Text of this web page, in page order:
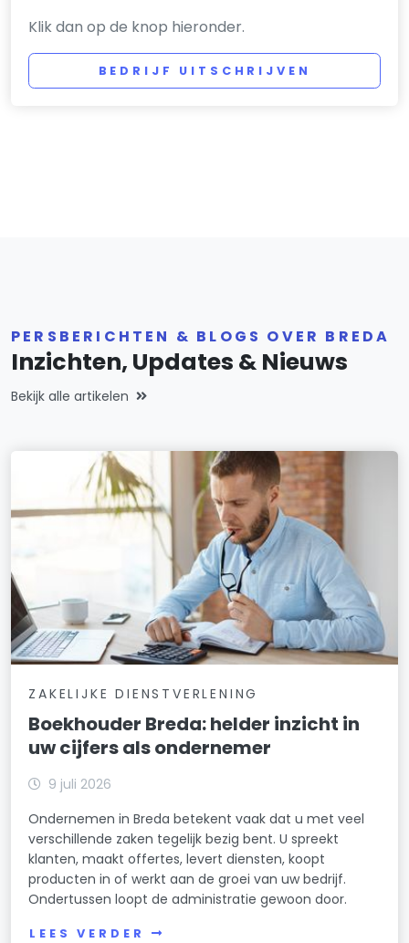
Klik dan op de knop hieronder.
BEDRIJF UITSCHRIJVEN
PERSBERICHTEN & BLOGS OVER BREDA
Inzichten, Updates & Nieuws
Bekijk alle artikelen
ZAKELIJKE DIENSTVERLENING
Boekhouder Breda: helder inzicht in
uw cijfers als ondernemer
9 juli 2026
Ondernemen in Breda betekent vaak dat u met veel
verschillende zaken tegelijk bezig bent. U spreekt
klanten, maakt offertes, levert diensten, koopt
producten in of werkt aan de groei van uw bedrijf.
Ondertussen loopt de administratie gewoon door.
LEES VERDER